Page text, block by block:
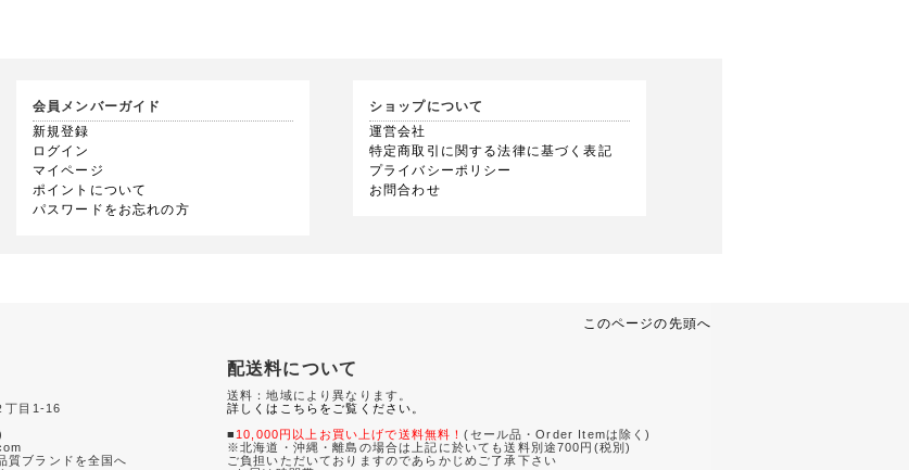
会員メンバーガイド
新規登録
ログイン
マイページ
ポイントについて
パスワードをお忘れの方
ショップについて
運営会社
特定商取引に関する法律に基づく表記
プライバシーポリシー
お問合わせ
このページの先頭へ
丁目1-16
質ブランドを全国へ
配送料について
送料：地域により異なります。
詳しくはこちらをご覧ください。
■ 10,000円以上お買い上げで送料無料！(セール品・Order Itemは除く)
※北海道・沖縄・離島の場合は上記に於いても送料別途700円(税別)
ご負担いただいておりますのであらかじめご了承下さい